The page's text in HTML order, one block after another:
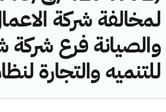
لمخالفة شركة
والصيانة فرع
للتنميه والتجارة